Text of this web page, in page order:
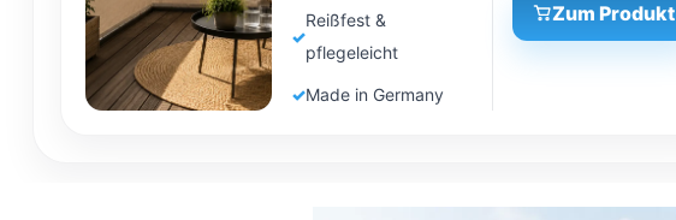
Reißfest &
pflegeleicht
Made in Germany
Zum Produkt